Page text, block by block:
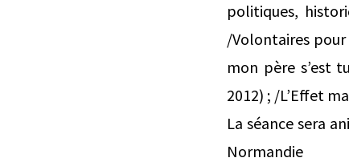
politiques,
/Volontaires pour
mon père s’est
2012) ; /L’Effet
La séance sera
Normandie